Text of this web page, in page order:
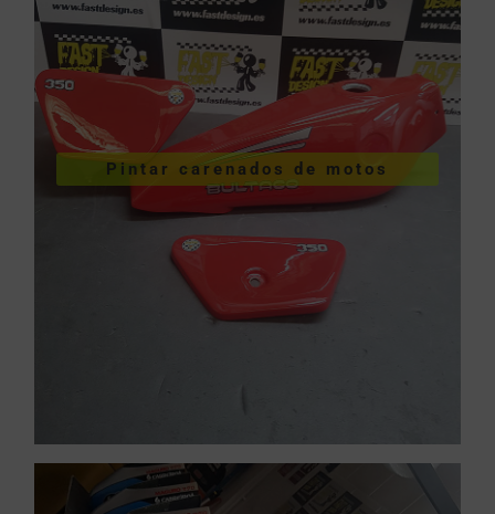
Pintar carenados de motos
Pintar carenados de
motos
VER PINTURA DE CARENADOS